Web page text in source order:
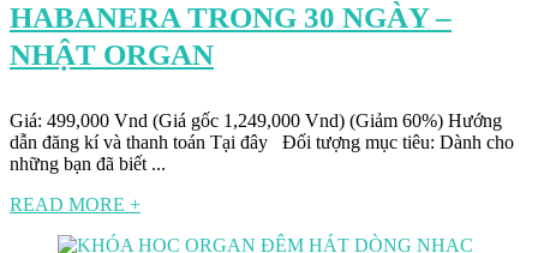
HABANERA TRONG 30 NGÀY –
NHẬT ORGAN
Giá: 499,000 Vnd (Giá gốc 1,249,000 Vnd) (Giảm 60%) Hướng
dẫn đăng kí và thanh toán Tại đây Đối tượng mục tiêu: Dành cho
những bạn đã biết ...
READ MORE +